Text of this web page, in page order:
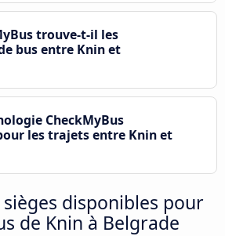
trouve-t-il les
bus entre Knin et
CheckMyBus
les trajets entre Knin et
disponibles pour
de Knin à Belgrade